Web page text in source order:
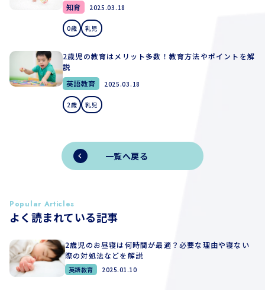
知育
2025.03.18
0歳 乳児
2歳児の教育はメリット多数！教育方法やポイントを解
説
英語教育
2025.03.18
2歳 乳児
一覧へ戻る
よく読まれている記事
Popular Articles
2歳児のお昼寝は何時間が最適？必要な理由や寝ない
際の対処法などを解説
英語教育 2025.01.10